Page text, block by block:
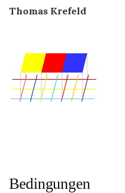
Thomas Krefeld
Bedingungen